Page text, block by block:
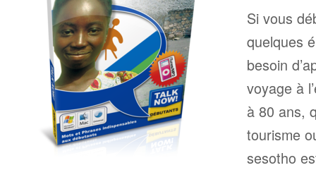
Si vous
quelques
besoin
voyage à
à 80 ans,
tourisme
sesotho